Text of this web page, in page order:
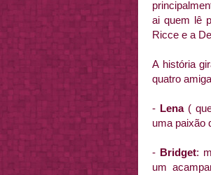
ai quem lê
Ricce e a
A história
quatro
- Lena(
uma paixão
- Bridget:
um